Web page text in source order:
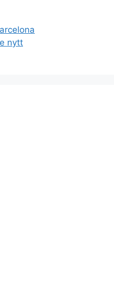
nytt